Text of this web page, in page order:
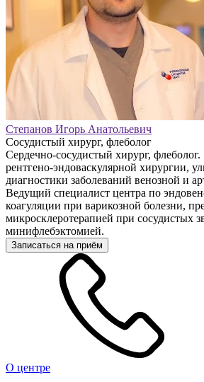
Степанов Игорь Анатольевич
Сосудистый хирург, флеболог
Сердечно-сосудистый хирург,
рентгено-эндоваскулярной хирургии,
диагностики заболеваний венозной и
Ведущий специалист центра по
коагуляции при варикозной болезни,
микросклеротерапией при сосудистых
минифлебэктомией.
Записаться на приём
О центре